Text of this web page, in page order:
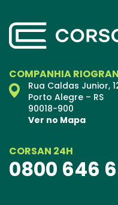
COMPANHIA
Rua Caldas Junior,
Porto Alegre – RS
90018-900
Ver no Mapa
CORSAN 24H
0800 646